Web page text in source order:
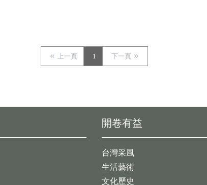
上一頁 1 下一頁
開卷有益
台灣采風
生活藝術
文化歷史